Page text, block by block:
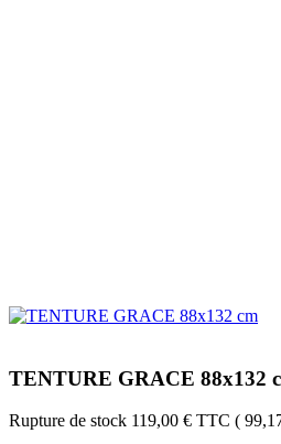
TENTURE GRACE 88x132
Rupture de stock 119,00 € TTC (